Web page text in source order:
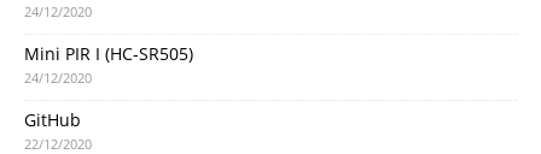
24/12/2020
Mini PIR I (HC-SR505)
24/12/2020
GitHub
22/12/2020